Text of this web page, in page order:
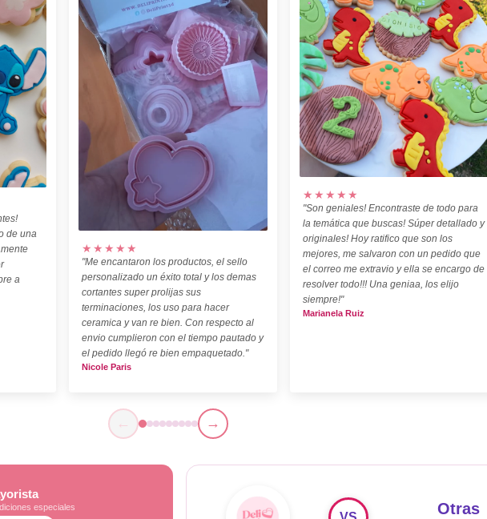
de una
a
★★★★★
"Me encantaron los productos, el sello
personalizado un éxito total y los demas
cortantes super prolijas sus
terminaciones, los uso para hacer
ceramica y van re bien. Con respecto al
envio cumplieron con el tiempo pautado y
el pedido llegó re bien empaquetado."
Nicole Paris
★★★★★
"Son geniales! Encontraste de todo para
la temática que buscas! Súper detallado y
originales! Hoy ratifico que son los
mejores, me salvaron con un pedido que
el correo me extravio y ella se encargo de
resolver todo!!! Una geniaa, los elijo
siempre!"
Marianela Ruiz
← →
especiales
Otras